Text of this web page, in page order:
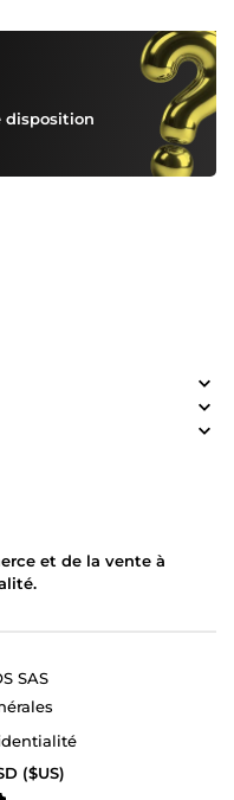
disposition
et de la vente à
SAS
($US)